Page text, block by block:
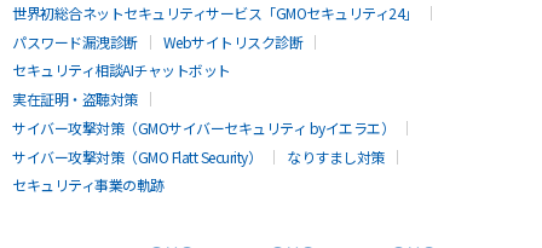
世界初総合ネットセキュリティサービス「GMOセキュリティ24」
パスワード漏洩診断
Webサイトリスク診断
セキュリティ相談AIチャットボット
実在証明・盗聴対策
サイバー攻撃対策（GMOサイバーセキュリティ byイエラエ）
サイバー攻撃対策（GMO Flatt Security）
なりすまし対策
セキュリティ事業の軌跡